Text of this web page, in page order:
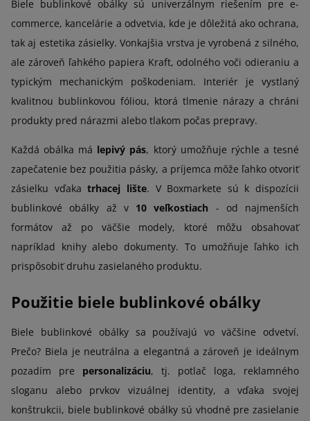
Biele bublinkové obálky sú univerzálnym riešením pre e-
commerce, kancelárie a odvetvia, kde je dôležitá ako ochrana,
tak aj estetika zásielky. Vonkajšia vrstva je vyrobená z silného,
ale zároveň ľahkého papiera Kraft, odolného voči odieraniu a
typickým mechanickým poškodeniam. Interiér je vystlaný
kvalitnou bublinkovou fóliou, ktorá tlmenie nárazy a chráni
produkty pred nárazmi alebo tlakom počas prepravy.
Každá obálka má lepivý pás, ktorý umožňuje rýchle a tesné
zapečatenie bez použitia pásky, a príjemca môže ľahko otvoriť
zásielku vďakatrhacej lište. V Boxmarkete sú k dispozícii
bublinkové obálky až v 10 veľkostiach - od najmenších
formátov až po väčšie modely, ktoré môžu obsahovať
napríklad knihy alebo dokumenty. To umožňuje ľahko ich
prispôsobiť druhu zasielaného produktu.
Použitie biele bublinkové obálky
Biele bublinkové obálky sa používajú vo väčšine odvetví.
Prečo? Biela je neutrálna a elegantná a zároveň je ideálnym
pozadím pre personalizáciu, tj. potlač loga, reklamného
sloganu alebo prvkov vizuálnej identity, a vďaka svojej
konštrukcii, biele bublinkové obálky sú vhodné pre zasielanie